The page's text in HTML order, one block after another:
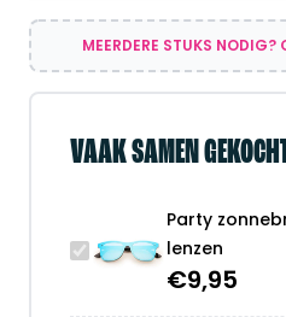
MEERDERE STUKS NODIG?
VAAK SAMEN
Party
lenzen
€9,95